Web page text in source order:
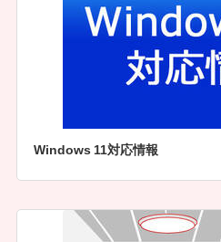
Windows 11対応情報